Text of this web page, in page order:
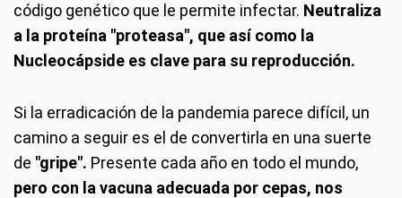
código genético que le permite infectar. Neutraliza
a la proteína "proteasa", que así como la
Nucleocápside es clave para su reproducción.
Si la erradicación de la pandemia parece difícil, un
camino a seguir es el de convertirla en una suerte
de "gripe". Presente cada año en todo el mundo,
pero con la vacuna adecuada por cepas, nos